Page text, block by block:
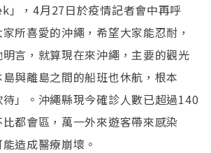
」，4月27日於疫情記者會中再呼
所喜愛的沖繩，希望大家能忍耐，
言，就算現在來沖繩，主要的觀光
與離島之間的船班也休航，根本
待」。沖繩縣現今確診人數已超過140
都會區，萬一外來遊客帶來感染
造成醫療崩壞。